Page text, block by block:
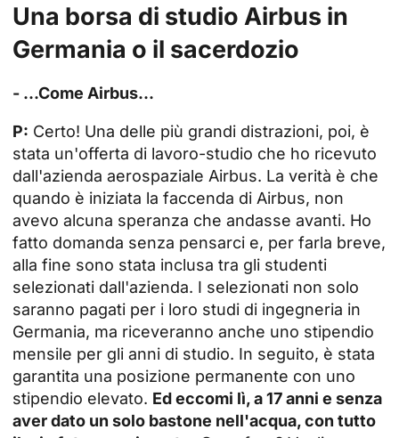
Una borsa di studio Airbus in
Germania o il sacerdozio
- ...Come Airbus...
P: Certo! Una delle più grandi distrazioni, poi, è
stata un'offerta di lavoro-studio che ho ricevuto
dall'azienda aerospaziale Airbus. La verità è che
quando è iniziata la faccenda di Airbus, non
avevo alcuna speranza che andasse avanti. Ho
fatto domanda senza pensarci e, per farla breve,
alla fine sono stata inclusa tra gli studenti
selezionati dall'azienda. I selezionati non solo
saranno pagati per i loro studi di ingegneria in
Germania, ma riceveranno anche uno stipendio
mensile per gli anni di studio. In seguito, è stata
garantita una posizione permanente con uno
stipendio elevato. Ed eccomi lì, a 17 anni e senza
aver dato un solo bastone nell'acqua, con tutto